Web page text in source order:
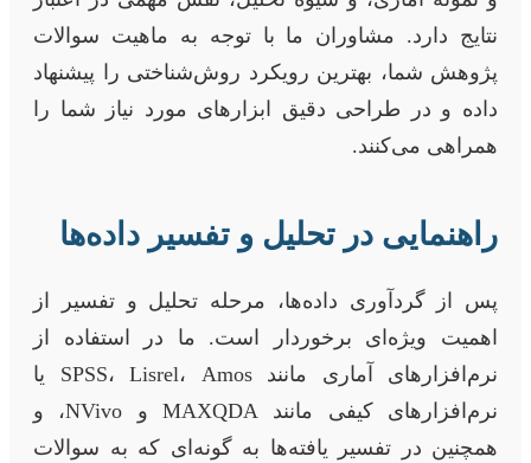
نتایج دارد. مشاوران ما با توجه به ماهیت سوالات
پژوهش شما، بهترین رویکرد روش‌شناختی را پیشنهاد
داده و در طراحی دقیق ابزارهای مورد نیاز شما را
همراهی می‌کنند.
راهنمایی در تحلیل و تفسیر داده‌ها
پس از گردآوری داده‌ها، مرحله تحلیل و تفسیر از
اهمیت ویژه‌ای برخوردار است. ما در استفاده از
نرم‌افزارهای آماری مانند SPSS، Lisrel، Amos یا
نرم‌افزارهای کیفی مانند MAXQDA و NVivo، و
همچنین در تفسیر یافته‌ها به گونه‌ای که به سوالات